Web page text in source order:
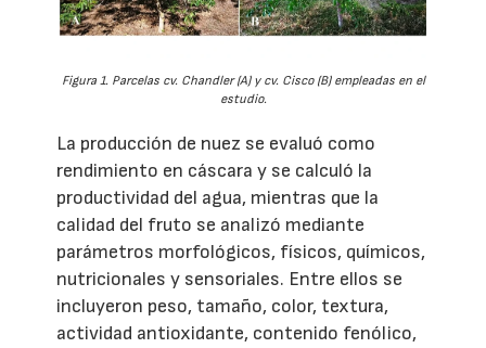
Figura 1. Parcelas cv. Chandler (A) y cv. Cisco (B) empleadas en el
estudio.
La producción de nuez se evaluó como
rendimiento en cáscara y se calculó la
productividad del agua, mientras que la
calidad del fruto se analizó mediante
parámetros morfológicos, físicos, químicos,
nutricionales y sensoriales. Entre ellos se
incluyeron peso, tamaño, color, textura,
actividad antioxidante, contenido fenólico,